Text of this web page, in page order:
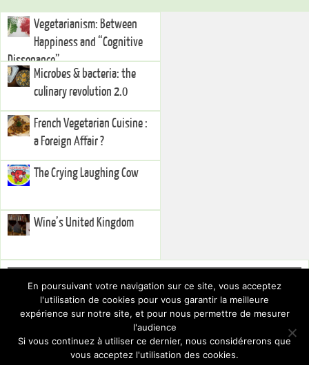
Vegetarianism: Between
Happiness and “Cognitive
Dissonance”
Microbes & bacteria: the
culinary revolution 2.0
French Vegetarian Cuisine :
a Foreign Affair ?
The Crying Laughing Cow
Wine’s United Kingdom
You currently have no widgets set in the right sidebar. You can add
widgets via the Dashboard.
To hide this sidebar, switch to a different Layout via the
En poursuivant votre navigation sur ce site, vous acceptez
l'utilisation de cookies pour vous garantir la meilleure
expérience sur notre site, et pour nous permettre de mesurer
l'audience
Si vous continuez à utiliser ce dernier, nous considérerons que
vous acceptez l'utilisation des cookies.